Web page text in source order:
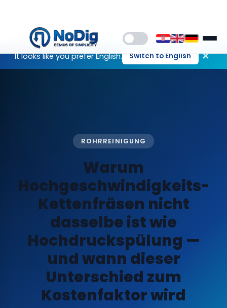
It looks like you prefer English. Switch to English ✕
ROHRREINIGUNG
Warum
Hochgeschwindigkeits-
Kettenfräsen nicht
dasselbe ist wie
Hochdruckspülung —
und wann dieser
Unterschied zum
Kostenfaktor wird